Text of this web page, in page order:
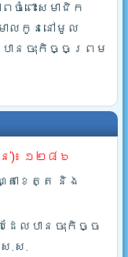
ចំពោះសមាជិក
ាលកូននៅមូល
បានចុះកិច្ចព្រម
)៖ ១២៨៦
តាខេត្ត និង
ែលបានចុះកិច្ច
.ស.